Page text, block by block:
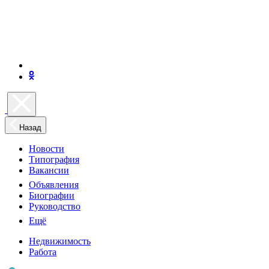
Назад
Новости
Типография
Вакансии
Объявления
Биографии
Руководство
Ещё
Недвижимость
Работа